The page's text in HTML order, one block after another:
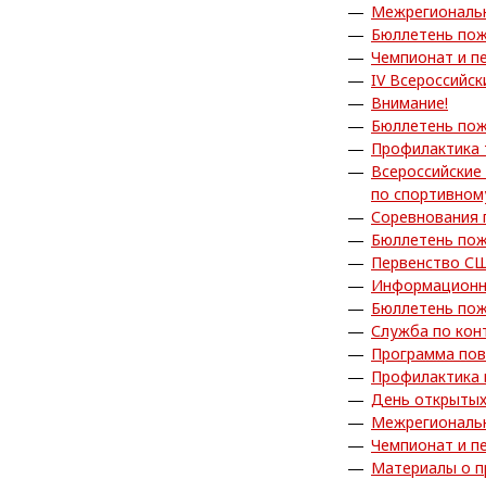
Бюллетень
Чемпионат и
IV
Внимание!
Бюллетень
Профилактика
по
Соревнования
Бюллетень
Первенство
Бюллетень
Служба по
Программа
Профилактика
День
Чемпионат и
Материалы о